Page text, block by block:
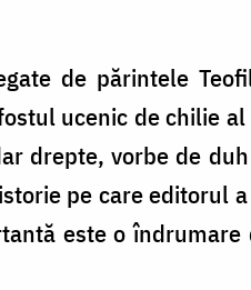
de părintele
ucenic de chilie
drepte, vorbe de
pe care editorul
este o îndrumare